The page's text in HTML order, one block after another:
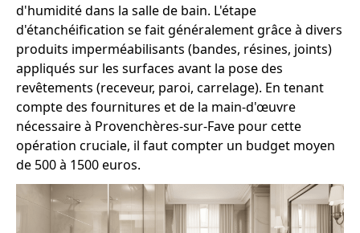
d'humidité dans la salle de bain. L'étape
d'étanchéification se fait généralement grâce à divers
produits imperméabilisants (bandes, résines, joints)
appliqués sur les surfaces avant la pose des
revêtements (receveur, paroi, carrelage). En tenant
compte des fournitures et de la main-d'œuvre
nécessaire à Provenchères-sur-Fave pour cette
opération cruciale, il faut compter un budget moyen
de 500 à 1500 euros.